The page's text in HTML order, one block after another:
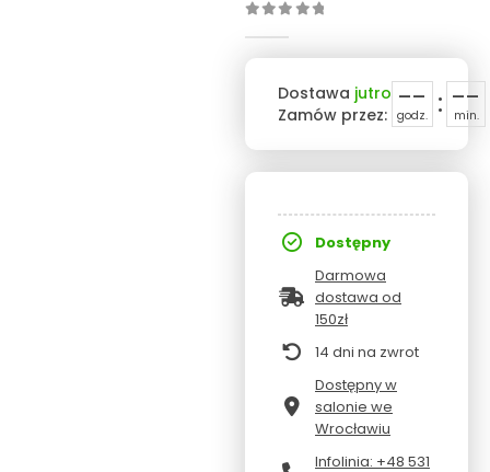
Dostawa jutro
Zamów przez: --
godz. : --
min.
Dostępny
Darmowa
dostawa od
150zł
14 dni na zwrot
Dostępny w
salonie we
Wrocławiu
Infolinia: +48 531